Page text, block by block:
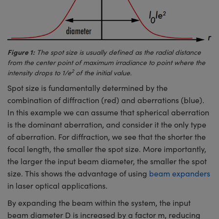
ou Coupleurs
: Microscopie
pour Caméras
: Caméras
Optiques Lightpath
Gratings™
Optiques de SCHOTT
Figure 1:The spot size is usually defined as the radial distance
from the center point of maximum irradiance to point where the
intensity drops to 1/e2of the initial value.
Spot size is fundamentally determined by the
combination of diffraction (red) and aberrations (blue).
In this example we can assume that spherical aberration
is the dominant aberration, and consider it the only type
of aberration. For diffraction, we see that the shorter the
focal length, the smaller the spot size. More importantly,
the larger the input beam diameter, the smaller the spot
size. This shows the advantage of using beam expanders
in laser optical applications.
By expanding the beam within the system, the input
beam diameter D is increased by a factor m, reducing